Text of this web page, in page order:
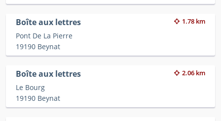
Boîte aux lettres 1.78 km
Pont De La Pierre
19190 Beynat
Boîte aux lettres 2.06 km
Le Bourg
19190 Beynat